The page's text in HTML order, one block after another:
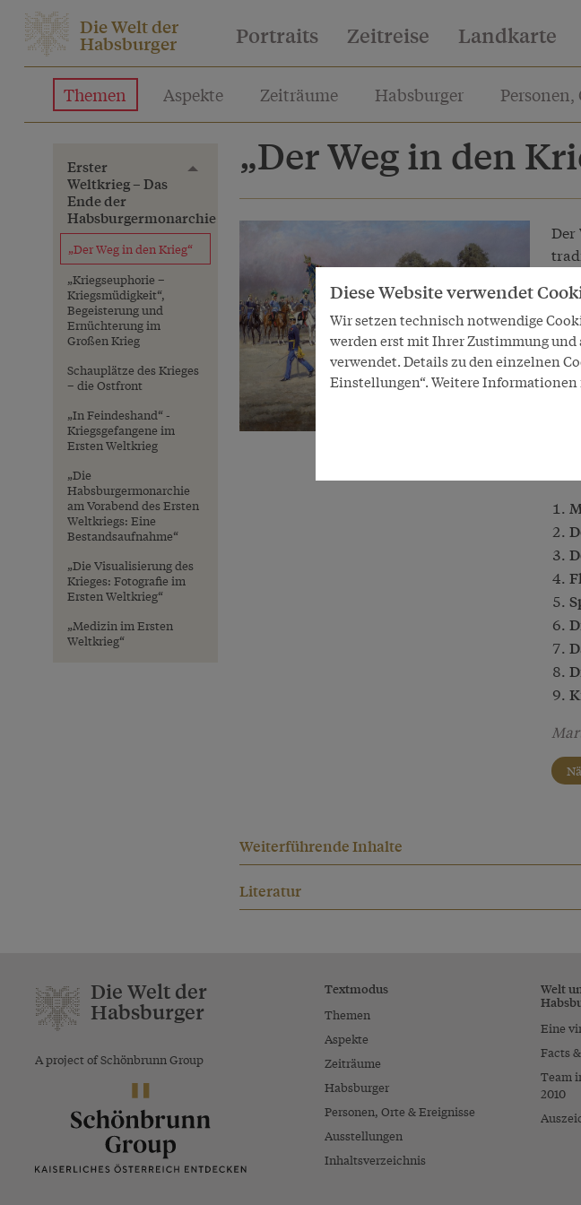
Die Welt der
Habsburger Portraits Zeitreise Landkarte
Themen Aspekte Zeiträume Habsburger Personen,
Erster
Weltkrieg – Das
Ende der
Habsburgermonarchie
Toggle menu
„Der Weg in den Krieg“
„Kriegseuphorie –
Kriegsmüdigkeit“,
Begeisterung und
Ernüchterung im
Großen Krieg
Schauplätze des Krieges
– die Ostfront
„In Feindeshand“ -
Kriegsgefangene im
Ersten Weltkrieg
„Die
Habsburgermonarchie
am Vorabend des Ersten
Weltkriegs: Eine
Bestandsaufnahme“
„Die Visualisierung des
Krieges: Fotografie im
Ersten Weltkrieg“
„Medizin im Ersten
Weltkrieg“
„Der Weg in den
Der
Im
Die
und
Weiterführende Inhalte
Literatur
Die Welt der
Habsburger
A project of Schönbrunn Group
Textmodus
Themen
Aspekte
Zeiträume
Habsburger
Personen, Orte & Ereignisse
Ausstellungen
Inhaltsverzeichnis
Welt
Eine
Facts
Team
2010
Diese Website verwendet
Wir setzen technisch notwendige
werden erst mit Ihrer Zustimmung
verwendet. Details zu den einzelnen
Einstellungen“. Weitere